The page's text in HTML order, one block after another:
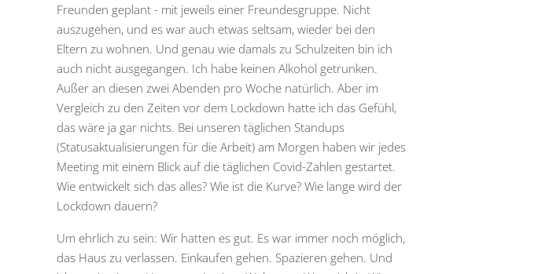
Freunden geplant - mit jeweils einer Freundesgruppe. Nicht
auszugehen, und es war auch etwas seltsam, wieder bei den
Eltern zu wohnen. Und genau wie damals zu Schulzeiten bin ich
auch nicht ausgegangen. Ich habe keinen Alkohol getrunken.
Außer an diesen zwei Abenden pro Woche natürlich. Aber im
Vergleich zu den Zeiten vor dem Lockdown hatte ich das Gefühl,
das wäre ja gar nichts. Bei unseren täglichen Standups
(Statusaktualisierungen für die Arbeit) am Morgen haben wir jedes
Meeting mit einem Blick auf die täglichen Covid-Zahlen gestartet.
Wie entwickelt sich das alles? Wie ist die Kurve? Wie lange wird der
Lockdown dauern?
Um ehrlich zu sein: Wir hatten es gut. Es war immer noch möglich,
das Haus zu verlassen. Einkaufen gehen. Spazieren gehen. Und